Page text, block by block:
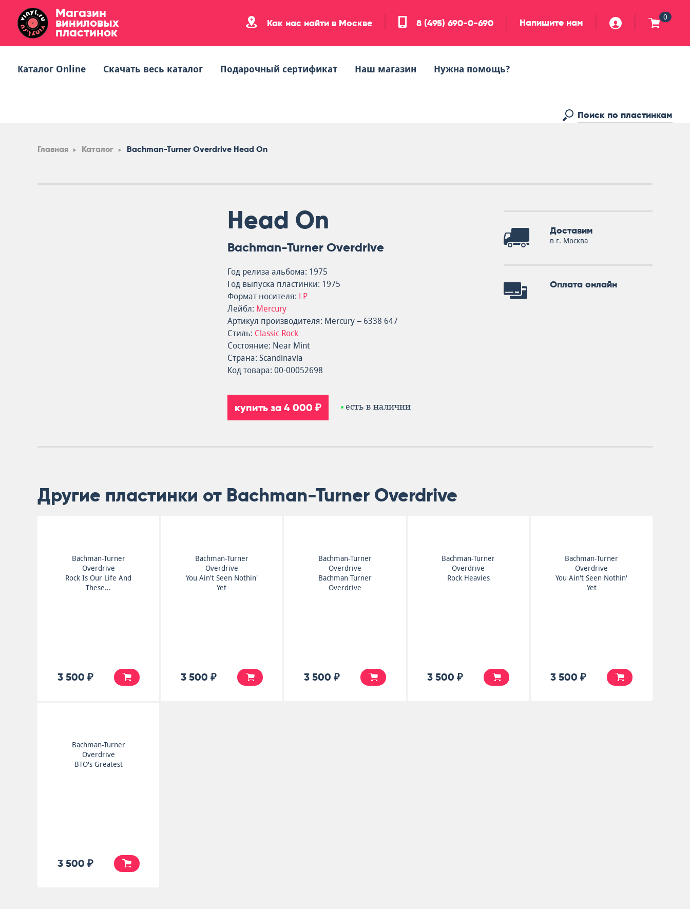
Магазин
виниловых
пластинок
Как нас найти в Москве 8 (495) 690-0-690 Напишите нам 0
Каталог Online Скачать весь каталог Подарочный сертификат Наш магазин Нужна помощь?
Главная Каталог Bachman-Turner Overdrive Head On
Head On
Bachman-Turner Overdrive
Год релиза альбома: 1975
Год выпуска пластинки: 1975
Формат носителя: LP
Лейбл: Mercury
Артикул производителя: Mercury – 6338 647
Стиль: Classic Rock
Состояние: Near Mint
Страна: Scandinavia
Код товара: 00-00052698
купить за 4 000 ₽ есть в наличии
Доставим
в г. Москва
Оплата онлайн
Другие пластинки от Bachman-Turner Overdrive
Bachman-Turner
Overdrive
Rock Is Our Life And
These...
3 500 ₽
Bachman-Turner
Overdrive
You Ain't Seen Nothin'
Yet
3 500 ₽
Bachman-Turner
Overdrive
Bachman Turner
Overdrive
3 500 ₽
Bachman-Turner
Overdrive
Rock Heavies
3 500 ₽
Bachman-Turner
Overdrive
You Ain't Seen Nothin'
Yet
3 500 ₽
Bachman-Turner
Overdrive
BTO's Greatest
3 500 ₽